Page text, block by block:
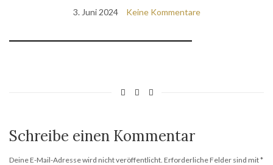
3. Juni 2024 Keine Kommentare
Schreibe einen Kommentar
Deine E-Mail-Adresse wird nicht veröffentlicht. Erforderliche Felder sind mit*